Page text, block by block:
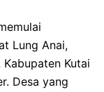
Lung Anai,
Kutai
Desa yang